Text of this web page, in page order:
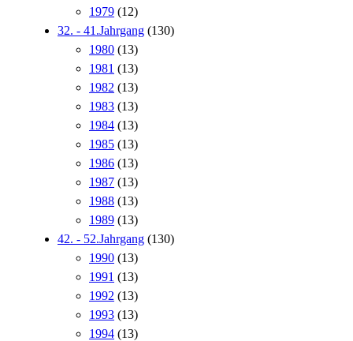
1979 (12)
32. - 41.Jahrgang (130)
1980 (13)
1981 (13)
1982 (13)
1983 (13)
1984 (13)
1985 (13)
1986 (13)
1987 (13)
1988 (13)
1989 (13)
42. - 52.Jahrgang (130)
1990 (13)
1991 (13)
1992 (13)
1993 (13)
1994 (13)